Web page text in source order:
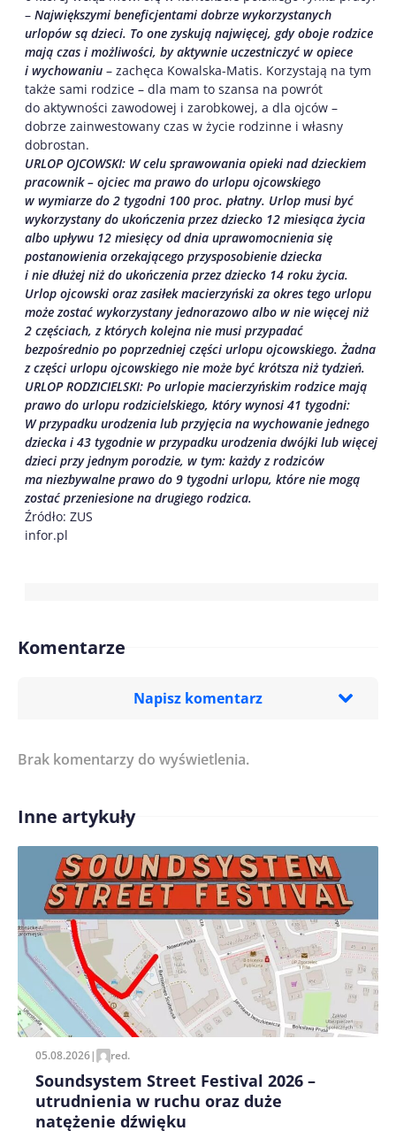
– Największymi beneficjentami dobrze wykorzystanych
urlopów są dzieci. To one zyskują najwięcej, gdy oboje rodzice
mają czas i możliwości, by aktywnie uczestniczyć w opiece
i wychowaniu – zachęca Kowalska-Matis. Korzystają na tym
także sami rodzice – dla mam to szansa na powrót
do aktywności zawodowej i zarobkowej, a dla ojców –
dobrze zainwestowany czas w życie rodzinne i własny
dobrostan.
URLOP OJCOWSKI: W celu sprawowania opieki nad dzieckiem
pracownik – ojciec ma prawo do urlopu ojcowskiego
w wymiarze do 2 tygodni 100 proc. płatny. Urlop musi być
wykorzystany do ukończenia przez dziecko 12 miesiąca życia
albo upływu 12 miesięcy od dnia uprawomocnienia się
postanowienia orzekającego przysposobienie dziecka
i nie dłużej niż do ukończenia przez dziecko 14 roku życia.
Urlop ojcowski oraz zasiłek macierzyński za okres tego urlopu
może zostać wykorzystany jednorazowo albo w nie więcej niż
2 częściach, z których kolejna nie musi przypadać
bezpośrednio po poprzedniej części urlopu ojcowskiego. Żadna
z części urlopu ojcowskiego nie może być krótsza niż tydzień.
URLOP RODZICIELSKI: Po urlopie macierzyńskim rodzice mają
prawo do urlopu rodzicielskiego, który wynosi 41 tygodni:
W przypadku urodzenia lub przyjęcia na wychowanie jednego
dziecka i 43 tygodnie w przypadku urodzenia dwójki lub więcej
dzieci przy jednym porodzie, w tym: każdy z rodziców
ma niezbywalne prawo do 9 tygodni urlopu, które nie mogą
zostać przeniesione na drugiego rodzica.
Źródło: ZUS
infor.pl
Komentarze
Napisz komentarz
Treść komentarza*
Imię/ Nick*
Zapamiętaj moje dane w tej przeglądarce podczas
pisania kolejnych komentarzy.
Brak komentarzy do wyświetlenia.
Inne artykuły
05.08.2026| red.
Soundsystem Street Festival 2026 –
utrudnienia w ruchu oraz duże
natężenie dźwięku